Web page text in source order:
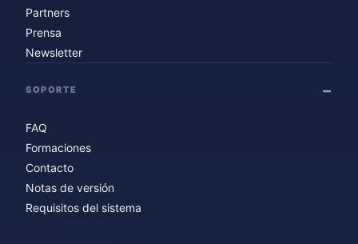
Partners
Prensa
Newsletter
SOPORTE
FAQ
Formaciones
Contacto
Notas de versión
Requisitos del sistema